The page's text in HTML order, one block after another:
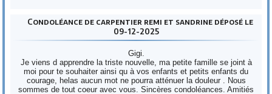
Condoléance de carpentier remi et sandrine déposé le
09-12-2025
Gigi.
Je viens d apprendre la triste nouvelle, ma petite famille se joint à
moi pour te souhaiter ainsi qu à vos enfants et petits enfants du
courage, helas aucun mot ne pourra atténuer la douleur . Nous
sommes de tout coeur avec vous. Sincères condoléances. Amitiés